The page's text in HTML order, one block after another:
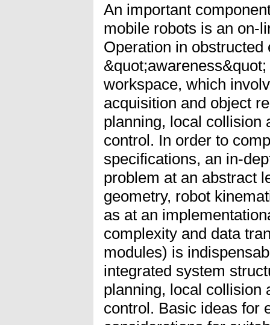
An important
mobile robots is an on-
Operation in
workspace, which
acquisition and object
planning, local collision
control. In order to
specifications, an in-
problem at an abstract
geometry, robot
as at an
complexity and data
modules) is
integrated system
planning, local collision
control. Basic ideas for